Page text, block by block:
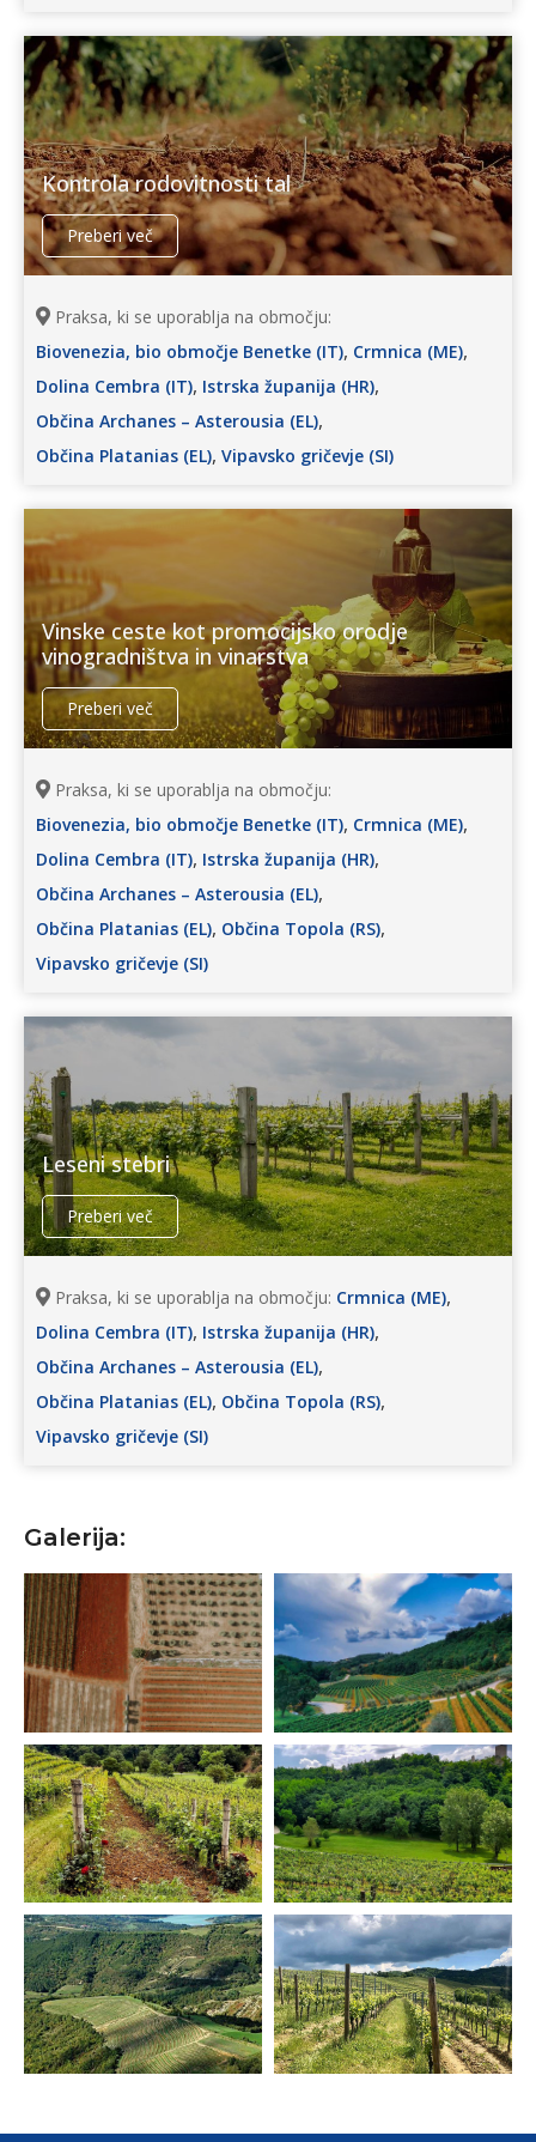
Kontrola rodovitnosti tal
Preberi več
Praksa, ki se uporablja na območju:
Biovenezia, bio območje Benetke (IT), Crmnica (ME),
Dolina Cembra (IT), Istrska županija (HR),
Občina Archanes – Asterousia (EL),
Občina Platanias (EL), Vipavsko gričevje (SI)
Vinske ceste kot promocijsko orodje
vinogradništva in vinarstva
Preberi več
Praksa, ki se uporablja na območju:
Biovenezia, bio območje Benetke (IT), Crmnica (ME),
Dolina Cembra (IT), Istrska županija (HR),
Občina Archanes – Asterousia (EL),
Občina Platanias (EL), Občina Topola (RS),
Vipavsko gričevje (SI)
Leseni stebri
Preberi več
Praksa, ki se uporablja na območju: Crmnica (ME),
Dolina Cembra (IT), Istrska županija (HR),
Občina Archanes – Asterousia (EL),
Občina Platanias (EL), Občina Topola (RS),
Vipavsko gričevje (SI)
Galerija: